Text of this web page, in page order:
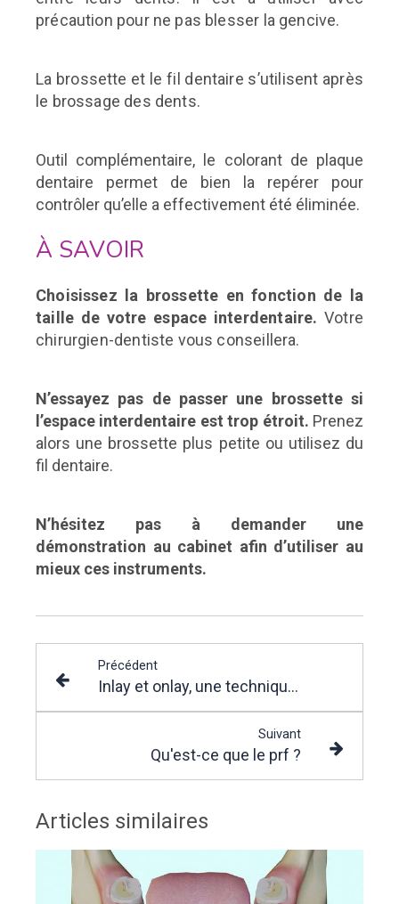
précaution pour ne pas blesser la gencive.
La brossette et le fil dentaire s’utilisent après
le brossage des dents.
Outil complémentaire, le colorant de plaque
dentaire permet de bien la repérer pour
contrôler qu’elle a effectivement été éliminée.
À SAVOIR
Choisissez la brossette en fonction de la
taille de votre espace interdentaire. Votre
chirurgien-dentiste vous conseillera.
N’essayez pas de passer une brossette si
l’espace interdentaire est trop étroit. Prenez
alors une brossette plus petite ou utilisez du
fil dentaire.
N’hésitez pas à demander une
démonstration au cabinet afin d’utiliser au
mieux ces instruments.
Précédent
Inlay et onlay, une technique conservatrice
Suivant
Qu'est-ce que le prf ?
Articles similaires